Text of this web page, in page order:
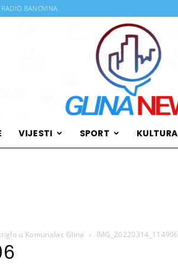
RADIO BANOVINA
News
VIJESTI SPORT KULTURA
u Komunalac Glina IMG_20220314_114906